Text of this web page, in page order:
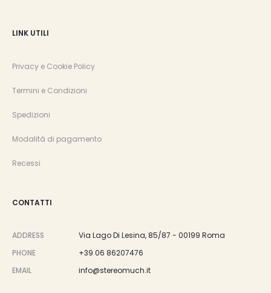
LINK UTILI
Privacy e Cookie Policy
Termini e Condizioni
Spedizioni
Modalità di pagamento
Recessi
CONTATTI
ADDRESS
Via Lago Di Lesina, 85/87 - 00199 Roma
PHONE
+39 06 86207476
EMAIL
info@stereomuch.it